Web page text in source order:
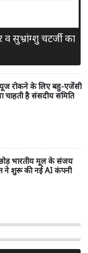
व सुभ्रांग्शु चटर्जी का
रोकने के लिए बहु-एजेंसी
चाहती है संसदीय समिति
भारतीय मूल के संजय
ने शुरू की नई AI कंपनी